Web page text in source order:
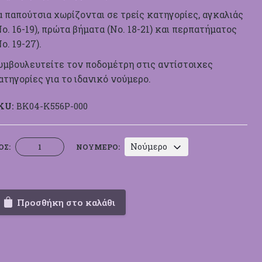
παπούτσια χωρίζονται σε τρείς κατηγορίες, αγκαλιάς
16-19), πρώτα βήματα (Νο. 18-21) και περπατήματος
19-27).
τον ποδομέτρη στις αντίστοιχες
για το ιδανικό νούμερο.
BK04-Κ556Ρ-000
Εσπαντρίγια
Περπατήματος
Κ556Ρ
ποσότητα
ΝΟΎΜΕΡΟ: Νούμερο
Προσθήκη στο καλάθι